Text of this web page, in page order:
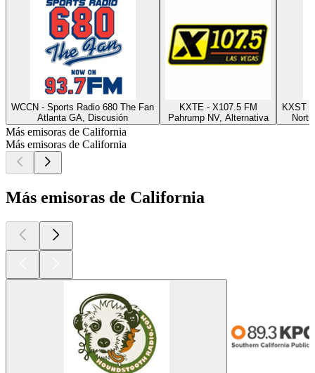
WCCN - Sports Radio 680 The Fan
Atlanta GA, Discusión
KXTE - X107.5 FM
Pahrump NV, Alternativa
KXST -
Más emisoras de California
Más emisoras de California
Más emisoras de California